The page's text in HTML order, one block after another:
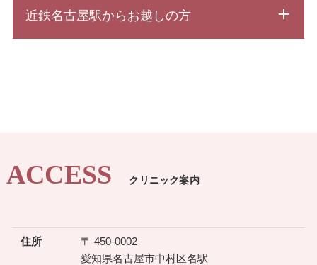
近鉄名古屋駅からお越しの方
ACCESS クリニック案内
住所
〒 450-0002
愛知県名古屋市中村区名駅